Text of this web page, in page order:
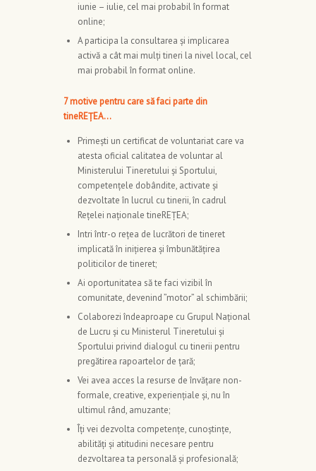
iunie – iulie, cel mai probabil în format
online;
A participa la consultarea şi implicarea
activă a cât mai mulţi tineri la nivel local, cel
mai probabil în format online.
7 motive pentru care să faci parte din
tineREȚEA…
Primeşti un certificat de voluntariat care va
atesta oficial calitatea de voluntar al
Ministerului Tineretului şi Sportului,
competențele dobândite, activate și
dezvoltate în lucrul cu tinerii, în cadrul
Rețelei naționale tineREȚEA;
Intri într-o reţea de lucrători de tineret
implicată în inițierea și îmbunătăţirea
politicilor de tineret;
Ai oportunitatea să te faci vizibil în
comunitate, devenind ”motor” al schimbării;
Colaborezi îndeaproape cu Grupul Naţional
de Lucru şi cu Ministerul Tineretului şi
Sportului privind dialogul cu tinerii pentru
pregătirea rapoartelor de țară;
Vei avea acces la resurse de învățare non-
formale, creative, experiențiale și, nu în
ultimul rând, amuzante;
Îți vei dezvolta competențe, cunoștințe,
abilităţi și atitudini necesare pentru
dezvoltarea ta personală şi profesională;